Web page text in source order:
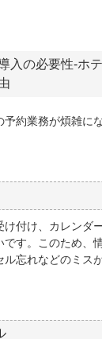
入の必要性-ホ
予約業務が煩雑に
け付け、カレンダ
す。このため、
ル忘れなどのミス